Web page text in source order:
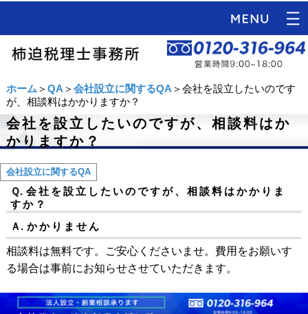
ホーム ＞ QA ＞ 会社設立に関するQA ＞会社を設立したいのです
が、相談料はかかりますか？
会社を設立したいのですが、相談料はか
かりますか？
会社設立に関するQA
Ｑ. 会社を設立したいのですが、相談料はかかりま
すか？
Ａ. かかりません
相談料は無料です。ご安心くださいませ。費用をお願いす
る場合は事前にお知らせさせていただきます。